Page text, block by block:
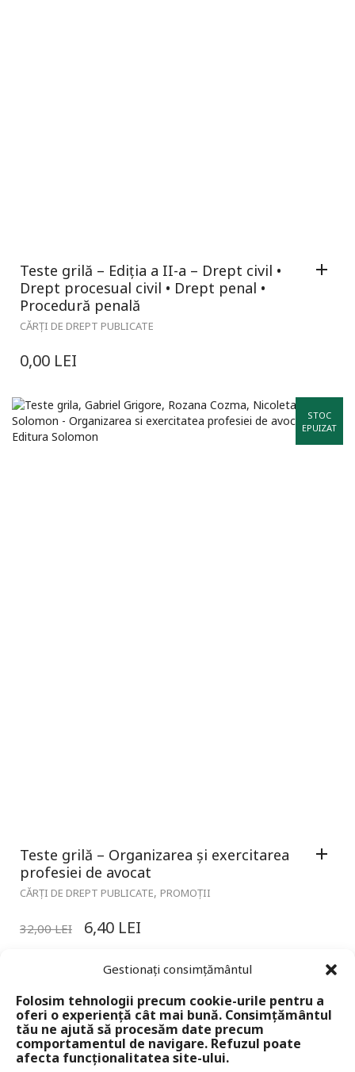
Gestionați consimțământul
Folosim tehnologii precum cookie-urile pentru a
oferi o experiență cât mai bună. Consimțământul
tău ne ajută să procesăm date precum
comportamentul de navigare. Refuzul poate
afecta funcționalitatea site-ului.
Teste grilă – Ediția a II-a – Drept civil •
Drept procesual civil • Drept penal •
Procedură penală
CĂRȚI DE DREPT PUBLICATE
0,00 LEI
STOC
EPUIZAT
Teste grilă – Organizarea și exercitarea
profesiei de avocat
CĂRȚI DE DREPT PUBLICATE, PROMOȚII
32,00LEI 6,40 LEI